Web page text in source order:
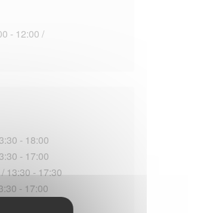
- 12:00 /
- 18:00
- 17:00
13:30 - 17:30
- 17:00